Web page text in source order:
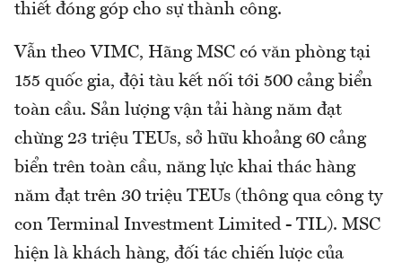
thiết đóng góp cho sự thành công.
Vẫn theo VIMC, Hãng MSC có văn phòng tại
155 quốc gia, đội tàu kết nối tới 500 cảng biển
toàn cầu. Sản lượng vận tải hàng năm đạt
chừng 23 triệu TEUs, sở hữu khoảng 60 cảng
biển trên toàn cầu, năng lực khai thác hàng
năm đạt trên 30 triệu TEUs (thông qua công ty
con Terminal Investment Limited - TIL). MSC
hiện là khách hàng, đối tác chiến lược của